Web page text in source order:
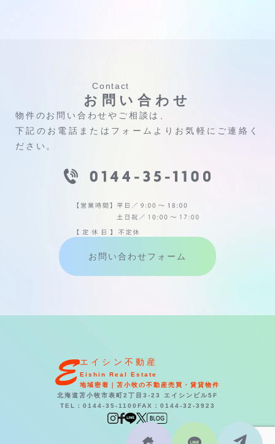
Contact
お問い合わせ
物件のお問い合わせやご相談は、
下記のお電話またはフォームよりお気軽にご連絡く
ださい。
お問い合わせフォーム
エイシン不動産
Eishin Real Estate
地域密着｜苫小牧の不動産売買・賃貸物件
北海道苫小牧市表町2丁目3-23 エイシンビル5F
TEL：0144-35-1100 FAX：0144-32-3923